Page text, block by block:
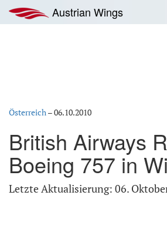
Inhalt
springen
Austrian Wings
Österreich–06.10.2010
British Airways
Boeing 757 in
Letzte Aktualisierung: 06.